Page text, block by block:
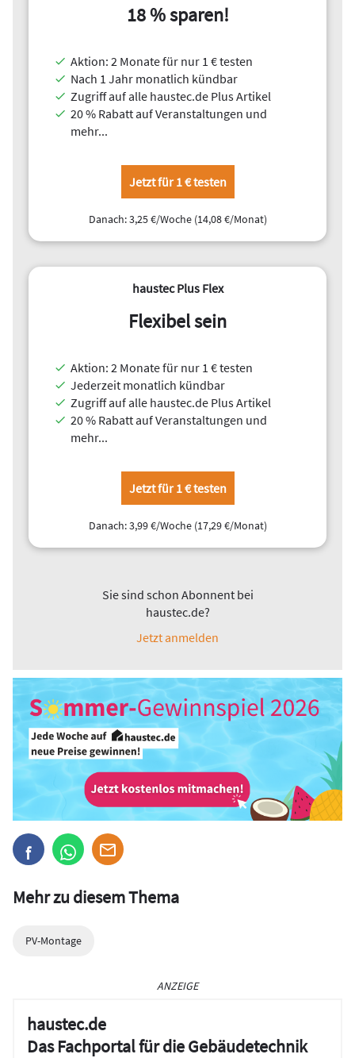
ebenfalls nur eingeklickt werden. Erst dann muss der Monteur
ein Werkzeug in die Hand nehmen, um die Klemmen
Die Basisplatten st ützen jeweils zwei nebeneinanderliegende
Module ab. Damit können die Module quer liegend an der
langen Seite geklemmt werden.„Das ist ein derzeit wichtiges
Thema: die Montage auf Flachd
Aerocompact. Er hat auf der Messe die Vorteile und die Ziele,
die das Unternehmen damit erreichen will, im Video detailliert
18 % sparen!
Aktion: 2 Monate für nur 1 € testen
Nach 1 Jahr monatlich kündbar
Zugriff auf alle haustec.de Plus Artikel
20 % Rabatt auf Veranstaltungen und
mehr...
Jetzt für 1 € testen
Danach: 3,25 €/Woche (14,08 €/Monat)
haustec Plus Flex
Flexibel sein
Aktion: 2 Monate für nur 1 € testen
Jederzeit monatlich kündbar
Zugriff auf alle haustec.de Plus Artikel
20 % Rabatt auf Veranstaltungen und
mehr...
Jetzt für 1 € testen
Danach: 3,99 €/Woche (17,29 €/Monat)
Sie sind schon Abonnent bei
haustec.de?
Mehr zu diesem Thema
PV-Montage
ANZEIGE
haustec.de
Das Fachportal für die Gebäudetechnik